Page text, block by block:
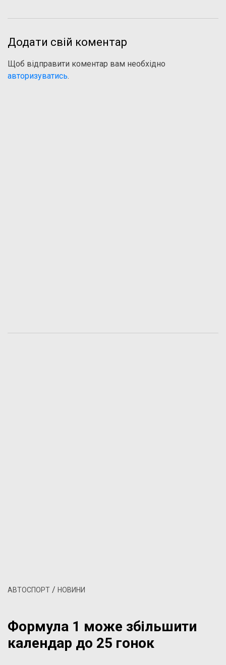
Додати свій коментар
Щоб відправити коментар вам необхідно
авторизуватись.
АВТОСПОРТ / НОВИНИ
Формула 1 може збільшити
календар до 25 гонок